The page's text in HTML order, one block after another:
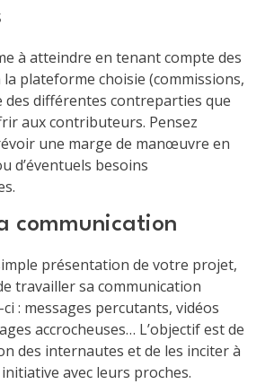
à atteindre en tenant compte des
la plateforme choisie (commissions,
des différentes contreparties que
aux contributeurs. Pensez
une marge de manœuvre en
d’éventuels besoins
communication
présentation de votre projet,
travailler sa communication
: messages percutants, vidéos
accrocheuses… L’objectif est de
des internautes et de les inciter à
avec leurs proches.